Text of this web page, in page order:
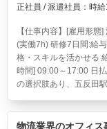
正社員 / 派遣社員：時
【仕事内容】[雇用形
(実働7h) 研修7日間:給
格・スキルを活かせる
時間] 09:00～17:00 日
の選択肢あり、五反田
物流業界のオフィス